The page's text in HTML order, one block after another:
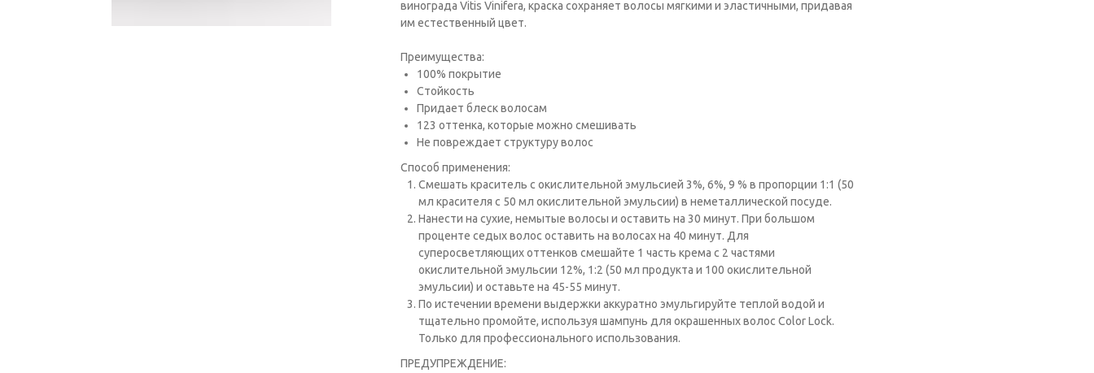
винограда Vitis Vinifera, краска сохраняет волосы мягкими и эластичными, придавая
им естественный цвет.
Преимущества:
100% покрытие
Стойкость
Придает блеск волосам
123 оттенка, которые можно смешивать
Не повреждает структуру волос
Способ применения:
Cмешать краситель с окислительной эмульсией 3%, 6%, 9 % в пропорции 1:1 (50
мл красителя с 50 мл окислительной эмульсии) в неметаллической посуде.
Нанести на сухие, немытые волосы и оставить на 30 минут. При большом
проценте седых волос оставить на волосах на 40 минут. Для
суперосветляющих оттенков смешайте 1 часть крема с 2 частями
окислительной эмульсии 12%, 1:2 (50 мл продукта и 100 окислительной
эмульсии) и оставьте на 45-55 минут.
По истечении времени выдержки аккуратно эмульгируйте теплой водой и
тщательно промойте, используя шампунь для окрашенных волос Color Lock.
Только для профессионального использования.
ПРЕДУПРЕЖДЕНИЕ: